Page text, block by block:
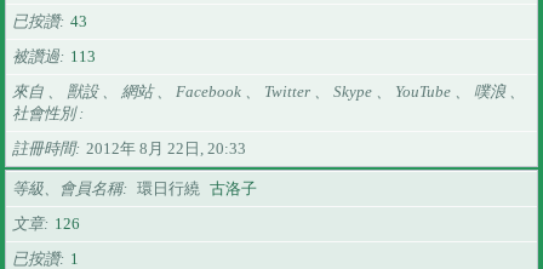
已按讚 43
被讚過
113
來自 、 獸設 、 網站 、 Facebook 、 Twitter 、 Skype 、 YouTube 、 噗浪 、
社會性別
註冊時間
2012年 8月 22日, 20:33
等級、會員名稱 環日行繞 古洛子
文章
126
已按讚
1